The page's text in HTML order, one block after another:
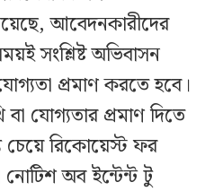
আবেদনকারীদের
সংশ্লিষ্ট অভিবাসন
প্রমাণ করতে হবে।
যোগ্যতার প্রমাণ দিতে
চেয়ে রিকোয়েস্ট ফর
অব ইন্টেন্ট টু